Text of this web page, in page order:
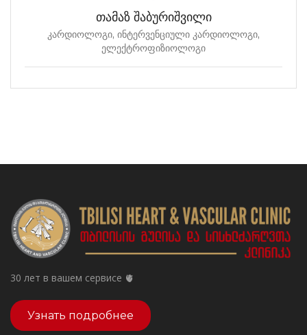
თამაზ შაბურიშვილი
კარდიოლოგი, ინტერვენციული კარდიოლოგი,
ელექტროფიზიოლოგი
30 лет в вашем сервисе 🫀
Узнать подробнее